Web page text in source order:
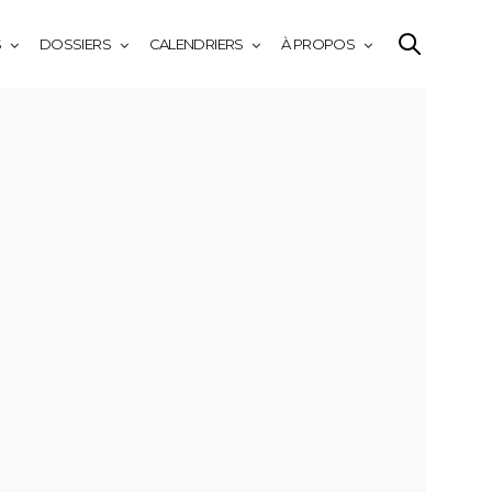
DOSSIERS CALENDRIERS À PROPOS